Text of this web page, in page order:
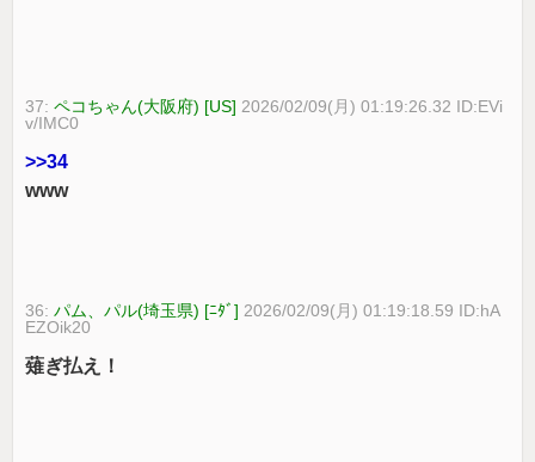
37:ペコちゃん(大阪府) [US] 2026/02/09(月) 01:19:26.32 ID:EVi
v/IMC0
>>34
www
36:パム、パル(埼玉県) [ﾆﾀﾞ] 2026/02/09(月) 01:19:18.59 ID:hA
EZOik20
薙ぎ払え！